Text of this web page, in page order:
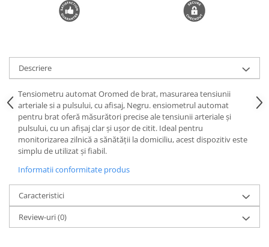
Descriere
Tensiometru automat Oromed de brat, masurarea tensiunii
arteriale si a pulsului, cu afisaj, Negru. ensiometrul automat
pentru brat oferă măsurători precise ale tensiunii arteriale și
pulsului, cu un afișaj clar și ușor de citit. Ideal pentru
monitorizarea zilnică a sănătății la domiciliu, acest dispozitiv este
simplu de utilizat și fiabil.
Informatii conformitate produs
Caracteristici
Review-uri(0)